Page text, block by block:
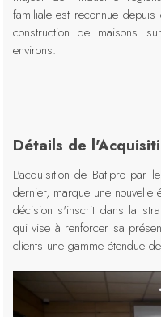
familiale est reconnue
construction de maisons
environs.
Détails de
L'acquisition de Batipro par
dernier, marque une
décision s'inscrit dans la
qui vise à renforcer sa
clients une gamme étendue